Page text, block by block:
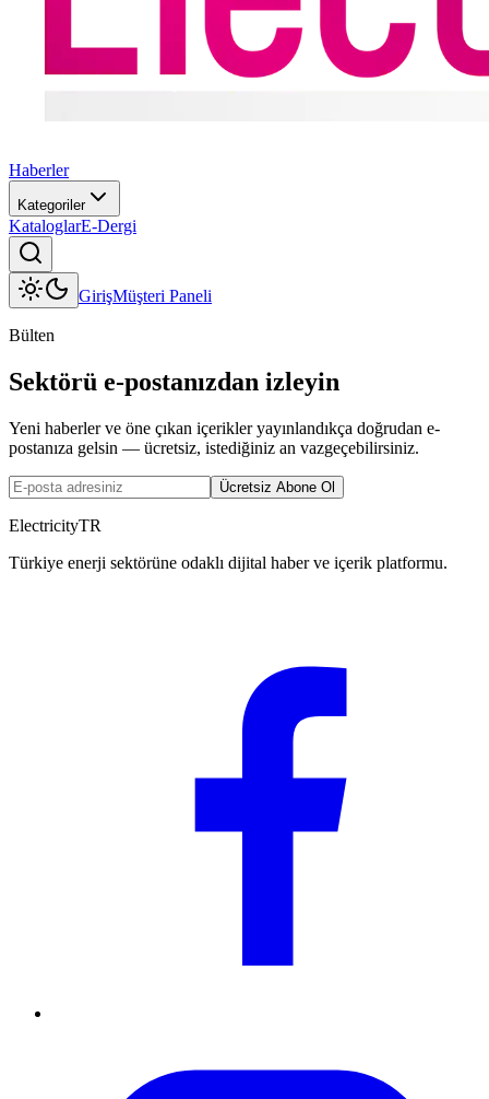
Haberler
Kategoriler
KataloglarE-Dergi
GirişMüşteri Paneli
Bülten
Sektörü e-postanızdan izleyin
Yeni haberler ve öne çıkan içerikler yayınlandıkça doğrudan e-
postanıza gelsin — ücretsiz, istediğiniz an vazgeçebilirsiniz.
Ücretsiz Abone Ol
ElectricityTR
Türkiye enerji sektörüne odaklı dijital haber ve içerik platformu.